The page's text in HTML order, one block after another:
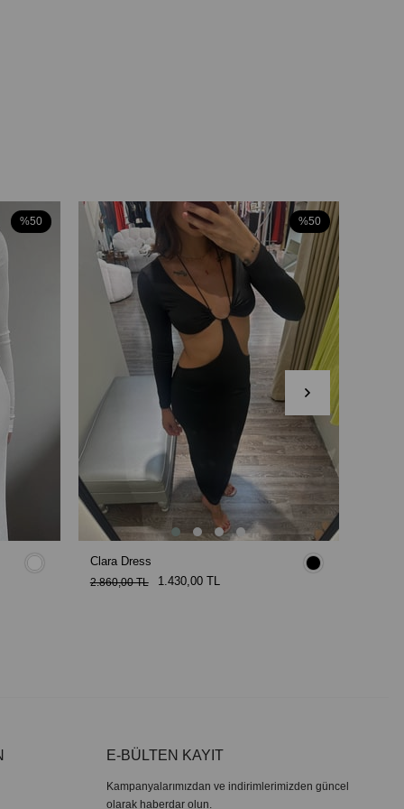
%50
Clara Dress
1.430,00 TL
2.860,00 TL
%50
E-BÜLTEN KAYIT
Kampanyalarımızdan ve indirimlerimizden güncel
olarak haberdar olun.